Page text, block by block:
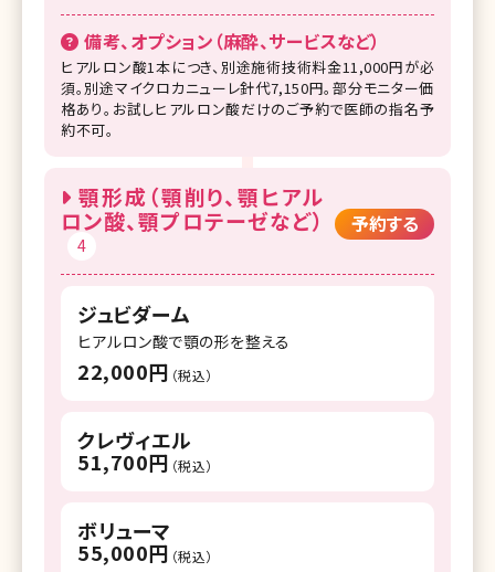
備考、オプション（麻酔、サービスなど）
ヒアルロン酸1本につき、別途施術技術料金11,000円が必
須。別途マイクロカニューレ針代7,150円。部分モニター価
格あり。お試しヒアルロン酸だけのご予約で医師の指名予
約不可。
顎形成（顎削り、顎ヒアル
ロン酸、顎プロテーゼなど）
4
予約する
ジュビダーム
ヒアルロン酸で顎の形を整える
22,000円 （税込）
クレヴィエル
51,700円 （税込）
ボリューマ
55,000円 （税込）